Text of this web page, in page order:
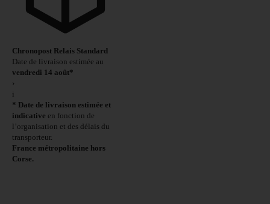
Chronopost Relais Standard
Date de livraison estimée au
vendredi 14 août*
›
i
* Date de livraison estimée et
indicative en fonction de
l’organisation et des délais du
transporteur.
France métropolitaine hors
Corse.